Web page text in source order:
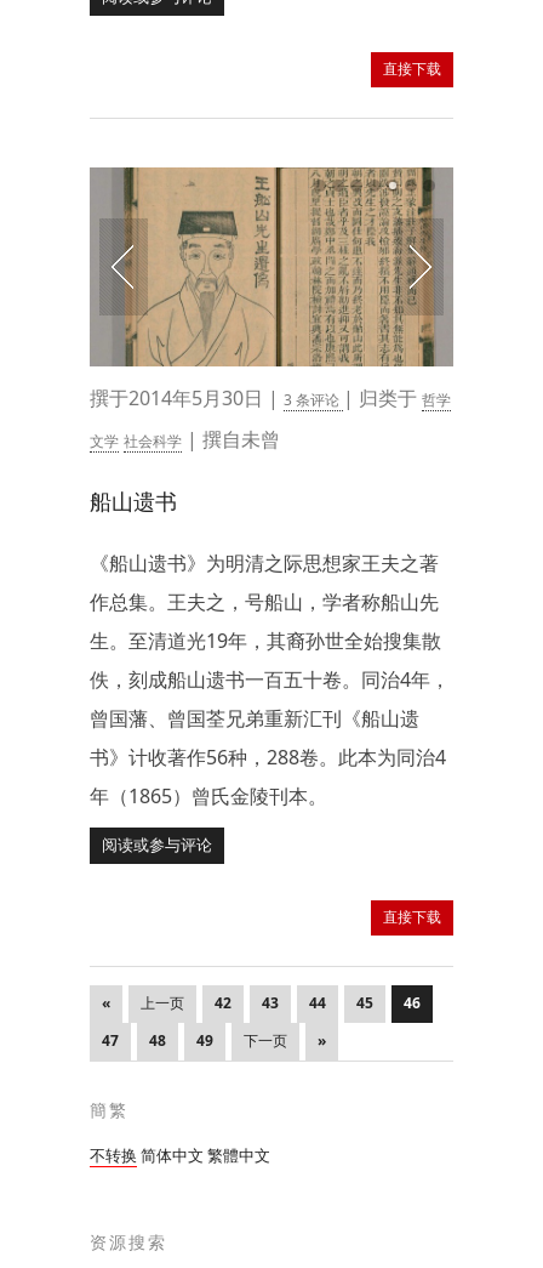
直接下载
撰于2014年5月30日 | 3 条评论 | 归类于 哲学
文学 社会科学 | 撰自未曾
船山遗书
《船山遗书》为明清之际思想家王夫之著
作总集。王夫之，号船山，学者称船山先
生。至清道光19年，其裔孙世全始搜集散
佚，刻成船山遗书一百五十卷。同治4年，
曾国藩、曾国荃兄弟重新汇刊《船山遗
书》计收著作56种，288卷。此本为同治4
年（1865）曾氏金陵刊本。
阅读或参与评论
直接下载
« 上一页 42 43 44 45
46
47
48 49 下一页 »
簡繁
不转换 简体中文 繁體中文
资源搜索